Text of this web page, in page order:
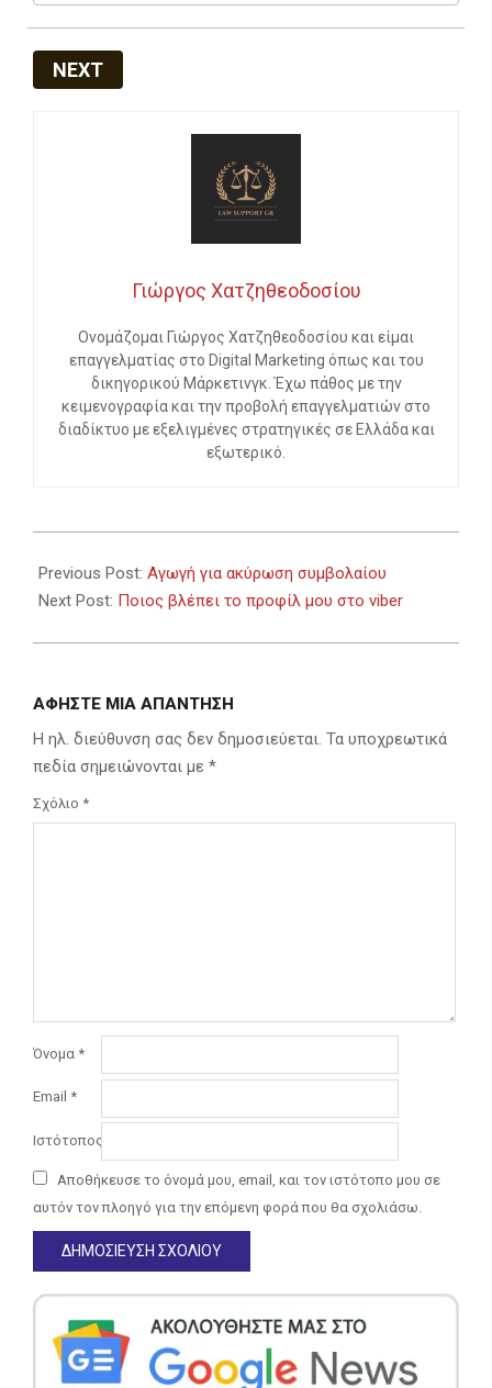
NEXT
Γιώργος Χατζηθεοδοσίου
Ονομάζομαι Γιώργος Χατζηθεοδοσίου και είμαι
επαγγελματίας στο Digital Marketing όπως και του
δικηγορικού Μάρκετινγκ. Έχω πάθος με την
κειμενογραφία και την προβολή επαγγελματιών στο
διαδίκτυο με εξελιγμένες στρατηγικές σε Ελλάδα και
εξωτερικό.
10-
22
Previous Post: Αγωγή για ακύρωση συμβολαίου
Next Post: Ποιος βλέπει το προφίλ μου στο viber
ΑΦΉΣΤΕ ΜΙΑ ΑΠΆΝΤΗΣΗ
Η ηλ. διεύθυνση σας δεν δημοσιεύεται. Τα υποχρεωτικά
πεδία σημειώνονται με *
Σχόλιο *
Όνομα *
Email *
Ιστότοπος
Αποθήκευσε το όνομά μου, email, και τον ιστότοπο μου σε
αυτόν τον πλοηγό για την επόμενη φορά που θα σχολιάσω.